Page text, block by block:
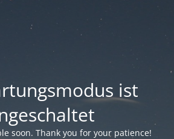
ist
soon. Thank you for your patience!